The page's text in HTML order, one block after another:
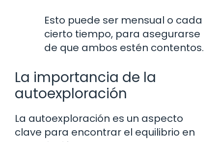
Esto puede ser mensual o cada
cierto tiempo, para asegurarse
de que ambos estén contentos.
La importancia de la
autoexploración
La autoexploración es un aspecto
clave para encontrar el equilibrio en